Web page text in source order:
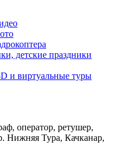
детские праздники
и виртуальные туры
оператор, ретушер,
Нижняя Тура, Качканар,